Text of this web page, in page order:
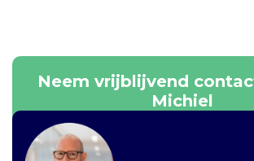
Neem vrijblijvend
Michiel